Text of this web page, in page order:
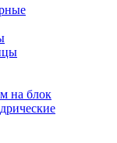
на блок